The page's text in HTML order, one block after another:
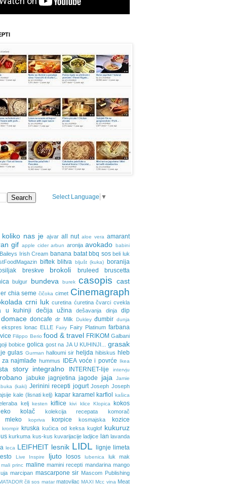
Select Language ▼
koliko nas je ajvar all nut aloe vera amarant
gif apple cider arbun aronija avokado babini
Baileys Irish Cream banana batat bbq sos beli luk
biftek blitva bljušt (kuka)
boranija
breskve brokoli bruleed
bruscetta
bulgur bundeva burek casopis cast
chia seme čičoka cimet Cinemagraph
crni luk curetina ćuretina čvarci cvekla
u kuhinji dečija užina dešavanja dinja dip
domace doncafe dr Milk Dukley đumbir dunja
ekspres lonac ELLE Fairy Fairy Platinum farbana
Filippo Berio food & travel FRIKOM Galbani
bobice golica gost na JA U KUHINJI... grasak
gulas Gurman halloumi sir heljda hibiskus hleb
za najmlađe hummus IDEA voće i povrće Ikea
story integralno INTERNET-lije intervju
jabuke jagnjetina jagode jaja
Jamie
(kaki) Jerinini recepti jogurt Joseph Joseph
kale (lisnati kelj) kapar karamel karfiol kašica
kelj kesten kiflice kivi klice Klopica
kokos
kolač kolekcija recepata komorač
mleko kopriva korpice kosmajska kozice
krompir kruska kućica od keksa kuglof kukuruz
kurkuma kus-kus kuvarijacije ladjice lan lavanda
leca LEIFHEIT lesnik LIDL lignje limeta
Live Inspire ljuto losos lubenica luk mak
mali princ maline mamini recepti mandarina mango
marcipan mascarpone sir Mascom Publishing
čili sos matar matovilac MAXI Mcc vina Meat